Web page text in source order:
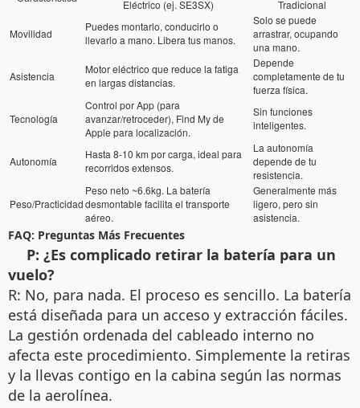
Eléctrico (ej. SE3SX)
Tradicional
Movilidad
Puedes montarlo, conducirlo o
llevarlo a mano. Libera tus manos.
Solo se puede
arrastrar, ocupando
una mano.
Asistencia
Motor eléctrico que reduce la fatiga
en largas distancias.
Depende
completamente de tu
fuerza física.
Tecnología
Control por App (para
avanzar/retroceder), Find My de
Apple para localización.
Sin funciones
inteligentes.
Autonomía
Hasta 8-10 km por carga, ideal para
recorridos extensos.
La autonomía
depende de tu
resistencia.
Peso/Practicidad
Peso neto ~6.6kg. La batería
desmontable facilita el transporte
aéreo.
Generalmente más
ligero, pero sin
asistencia.
FAQ: Preguntas Más Frecuentes
P: ¿Es complicado retirar la batería para un
vuelo?
R: No, para nada. El proceso es sencillo. La batería
está diseñada para un acceso y extracción fáciles.
La gestión ordenada del cableado interno no
afecta este procedimiento. Simplemente la retiras
y la llevas contigo en la cabina según las normas
de la aerolínea.